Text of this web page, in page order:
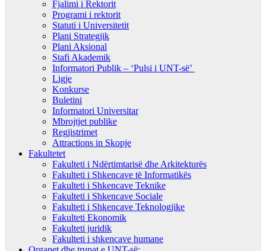
Fjalimi i Rektorit
Programi i rektorit
Statuti i Universitetit
Plani Strategjik
Plani Aksional
Stafi Akademik
Informatori Publik – ‘Pulsi i UNT-së’
Ligje
Konkurse
Buletini
Informatori Universitar
Mbrojtjet publike
Regjistrimet
Attractions in Skopje
Fakultetet
Fakulteti i Ndërtimtarisë dhe Arkitekturës
Fakulteti i Shkencave të Informatikës
Fakulteti i Shkencave Teknike
Fakulteti i Shkencave Sociale
Fakulteti i Shkencave Teknologjike
Fakulteti Ekonomik
Fakulteti juridik
Fakulteti i shkencave humane